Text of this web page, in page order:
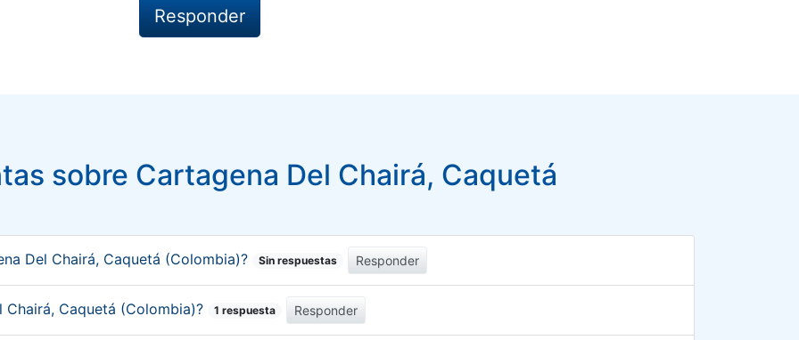
sobre Cartagena Del Chairá, Caquetá
Del Chairá, Caquetá (Colombia)? Sin respuestas Responder
Caquetá (Colombia)? 1 respuesta Responder